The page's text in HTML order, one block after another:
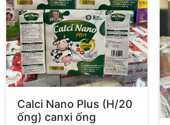
Calci Nano Plus (H/20
ống) canxi ống